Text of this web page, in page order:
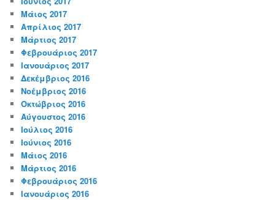
Μάιος 2017
Απρίλιος 2017
Μάρτιος 2017
Φεβρουάριος 2017
Ιανουάριος 2017
Δεκέμβριος 2016
Νοέμβριος 2016
Οκτώβριος 2016
Αύγουστος 2016
Ιούλιος 2016
Ιούνιος 2016
Μάιος 2016
Μάρτιος 2016
Φεβρουάριος 2016
Ιανουάριος 2016